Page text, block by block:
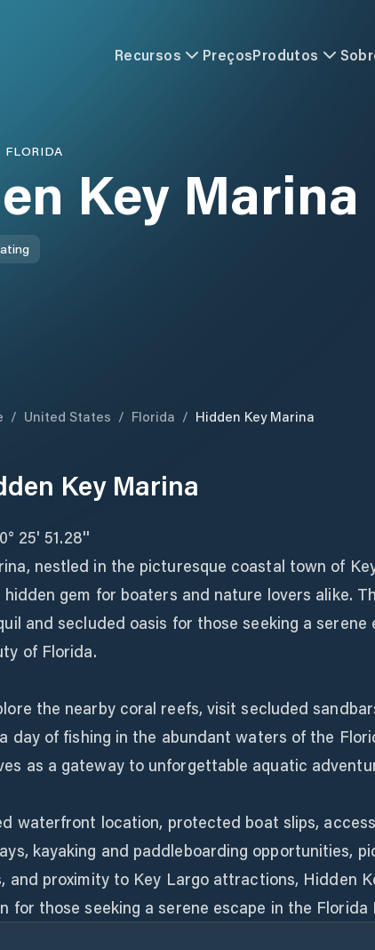
Recursos PreçosProdutos
FLORIDA
Key Marina
/ United States / Florida / Hidden Key Marina
Key Marina
25' 51.28''
nestled in the picturesque coastal town of
gem for boaters and nature lovers alike.
and secluded oasis for those seeking a serene
of Florida.
the nearby coral reefs, visit secluded
day of fishing in the abundant waters of the
as a gateway to unforgettable aquatic
waterfront location, protected boat slips,
kayaking and paddleboarding opportunities,
and proximity to Key Largo attractions, Hidden
for those seeking a serene escape in the Florida